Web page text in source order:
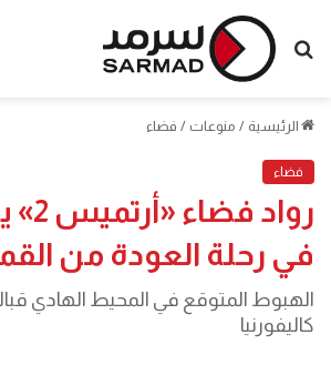
بحث
الرئيسية / منوعات / فضاء
فضاء
رواد
في رحلة العودة من
الهبوط المتوقع في المحيط الهادي
كاليفورنيا